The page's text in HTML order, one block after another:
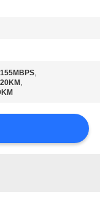
,
,